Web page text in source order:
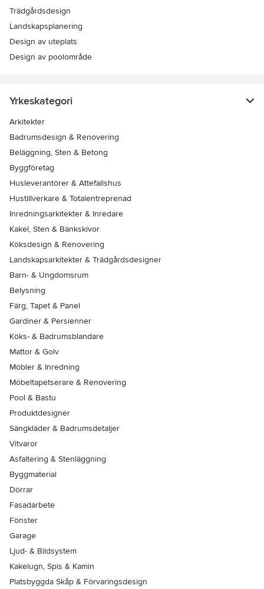
Trädgårdsdesign
Landskapsplanering
Design av uteplats
Design av poolområde
Yrkeskategori
Arkitekter
Badrumsdesign & Renovering
Beläggning, Sten & Betong
Byggföretag
Husleverantörer & Attefallshus
Hustillverkare & Totalentreprenad
Inredningsarkitekter & Inredare
Kakel, Sten & Bänkskivor
Köksdesign & Renovering
Landskapsarkitekter & Trädgårdsdesigner
Barn- & Ungdomsrum
Belysning
Färg, Tapet & Panel
Gardiner & Persienner
Köks- & Badrumsblandare
Mattor & Golv
Möbler & Inredning
Möbeltapetserare & Renovering
Pool & Bastu
Produktdesigner
Sängkläder & Badrumsdetaljer
Vitvaror
Asfaltering & Stenläggning
Byggmaterial
Dörrar
Fasadarbete
Fönster
Garage
Ljud- & Bildsystem
Kakelugn, Spis & Kamin
Platsbyggda Skåp & Förvaringsdesign